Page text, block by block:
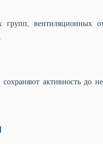
вентиляционных
активность до